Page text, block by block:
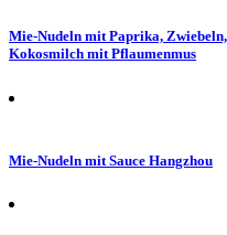
Mie-Nudeln mit Paprika,
Kokosmilch mit Pflaumenmus
Mie-Nudeln mit Sauce Hangzhou